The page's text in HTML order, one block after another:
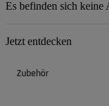
Es befinden sich
Jetzt entdecken
Zubehör